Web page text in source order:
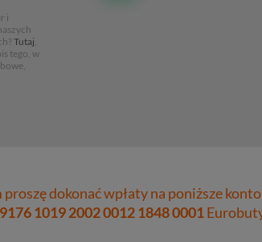
i
Tutaj,
tego, w
dokonać wpłaty na poniższe
1019 2002 0012 1848 0001